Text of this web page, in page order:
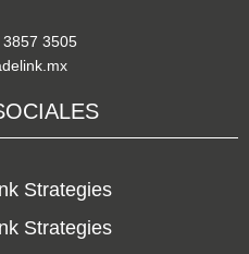
3505
Strategies
Strategies